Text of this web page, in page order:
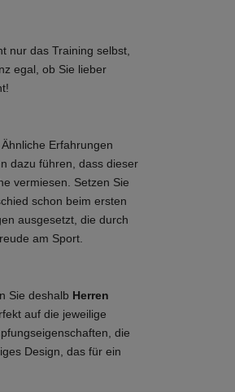
nur das Training selbst,
egal, ob Sie lieber
Erfahrungen
dazu führen, dass dieser
vermiesen. Setzen Sie
schon beim ersten
ausgesetzt, die durch
am Sport.
Sie deshalb Herren
auf die jeweilige
die
Design, das für ein